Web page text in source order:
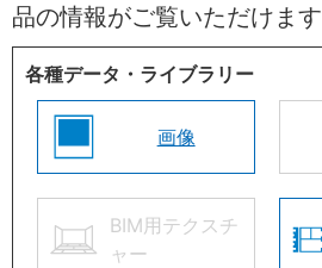
品の情報がご覧いただけます
各種データ・ライブラリー
画像
BIM用テクスチ
ャー